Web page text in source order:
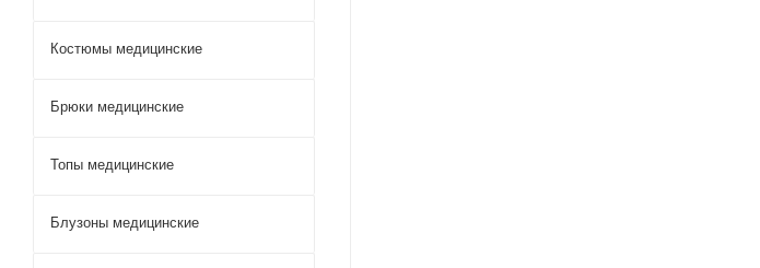
Костюмы медицинские
Брюки медицинские
Топы медицинские
Блузоны медицинские